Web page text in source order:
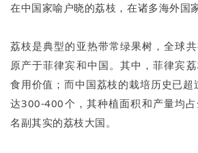
在中国家喻户晓的荔枝，在诸多海外国
荔枝是典型的亚热带常绿果树，全球
原产于菲律宾和中国。其中，菲律宾
食用价值；而中国荔枝的栽培历史已
达300-400个，其种植面积和产量均
名副其实的荔枝大国。